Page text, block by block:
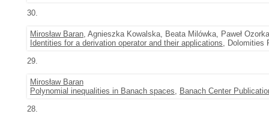
30.
Mirosław Baran, Agnieszka Kowalska, Beata Milówka, Paweł Ozorka
Identities for a derivation operator and their applications, Dolomities
29.
Mirosław Baran
Polynomial inequalities in Banach spaces, Banach Center
28.